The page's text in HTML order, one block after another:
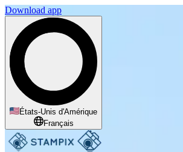
Download app
États-Unis d'Amérique
Français